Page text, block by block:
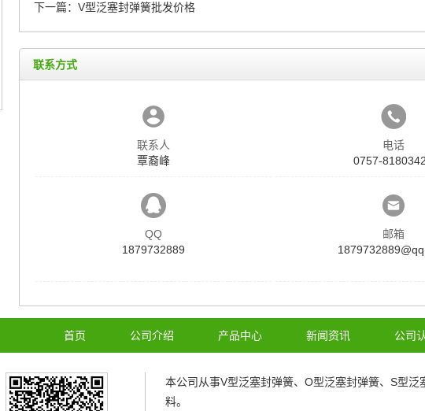
下一篇： V型泛塞封弹簧批发价格
联系方式
联系人
覃裔峰
电话
0757-
QQ
1879732889
邮箱
首页 公司介绍 产品中心 新闻资讯 公司
本公司从事V型泛塞封弹簧、 O型泛塞封弹簧、 S型泛
料。